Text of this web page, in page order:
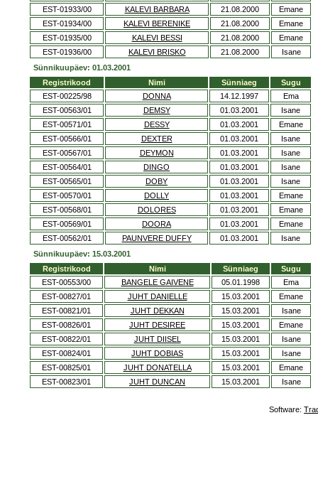
EST-01933/00
KALEVI BARBARA 21.08.2000
Emane
EST-01934/00
KALEVI BERENIKE 21.08.2000
Emane
EST-01935/00
KALEVI BESSI 21.08.2000
Emane
EST-01936/00
KALEVI BRISKO 21.08.2000
Isane
Sünnikuupäev: 01.03.2001
Registrikood
Nimi Sünniaeg
Sugu
EST-00225/98
DONNA 14.12.1997
Ema
EST-00563/01
DEMSY 01.03.2001
Isane
EST-00571/01
DESSY 01.03.2001
Emane
EST-00566/01
DEXTER 01.03.2001
Isane
EST-00567/01
DEYMON 01.03.2001
Isane
EST-00564/01
DINGO 01.03.2001
Isane
EST-00565/01
DOBY 01.03.2001
Isane
EST-00570/01
DOLLY 01.03.2001
Emane
EST-00568/01
DOLORES 01.03.2001
Emane
EST-00569/01
DOORA 01.03.2001
Emane
EST-00562/01
PAUNVERE DUFFY 01.03.2001
Isane
Sünnikuupäev: 15.03.2001
Registrikood
Nimi Sünniaeg
Sugu
EST-00553/00
BANGELE GAIVENE 05.01.1998
Ema
EST-00827/01
JUHT DANIELLE 15.03.2001
Emane
EST-00821/01
JUHT DEKKAN 15.03.2001
Isane
EST-00826/01
JUHT DESIREE 15.03.2001
Emane
EST-00822/01
JUHT DIISEL 15.03.2001
Isane
EST-00824/01
JUHT DOBIAS 15.03.2001
Isane
EST-00825/01
JUHT DONATELLA 15.03.2001
Emane
EST-00823/01
JUHT DUNCAN 15.03.2001 Isane
Software: